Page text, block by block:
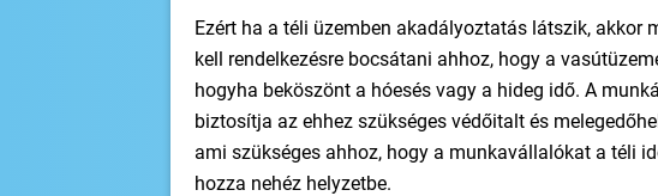
Ezért ha a téli üzemben akadályoztatás látszik, akkor
kell rendelkezésre bocsátani ahhoz, hogy a
hogyha beköszönt a hóesés vagy a hideg idő. A
biztosítja az ehhez szükséges védőitalt és
ami szükséges ahhoz, hogy a munkavállalókat a téli
hozza nehéz helyzetbe.